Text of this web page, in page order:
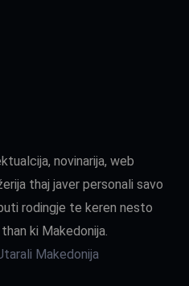
novinarija, web
thaj javer personali savo
rodingje te keren nesto
ki Makedonija.
Makedonija